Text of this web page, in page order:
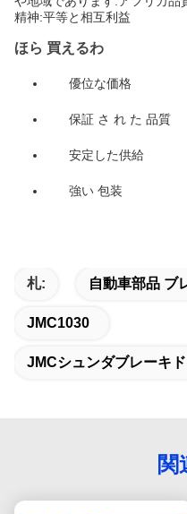
精神:平等と相互利益
ほら 買えるわ
優位な価格
保証 さ れ た 品質
安定した供給
強い 包装
札: 自動車部品 ブ
JMC1030
JMCシュンダブレーキ
関